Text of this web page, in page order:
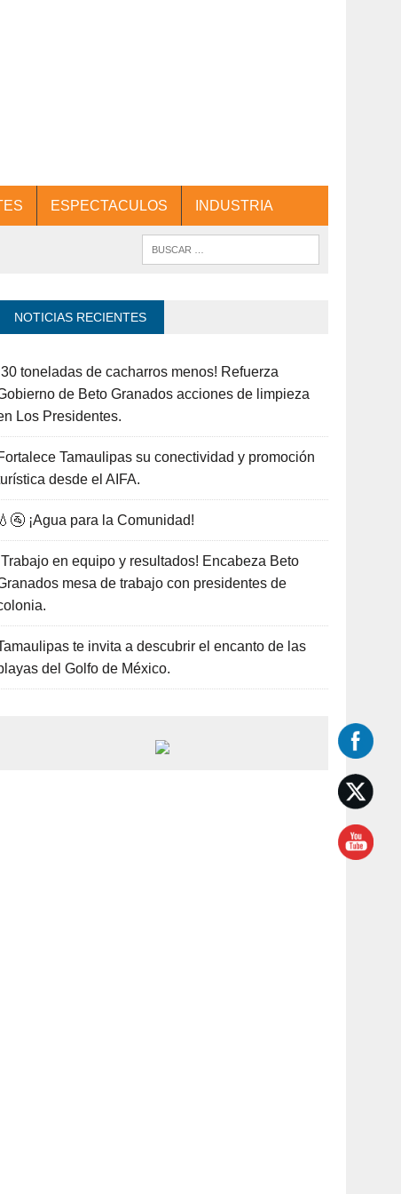
ESPECTACULOS INDUSTRIA
NOTICIAS RECIENTES
toneladas de cacharros menos! Refuerza
de Beto Granados acciones de limpieza
Los Presidentes.
Tamaulipas su conectividad y promoción
desde el AIFA.
💧🚰 ¡Agua para la Comunidad!
en equipo y resultados! Encabeza Beto
mesa de trabajo con presidentes de
te invita a descubrir el encanto de las
del Golfo de México.